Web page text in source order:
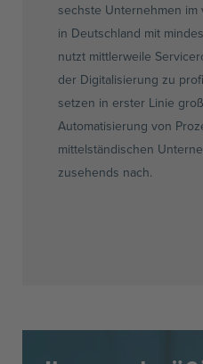
sechste Unternehmen
in Deutschland mit
nutzt mittlerweile
der Digitalisierung zu
setzen in erster Linie
Automatisierung von
mittelständischen
zusehends nach.